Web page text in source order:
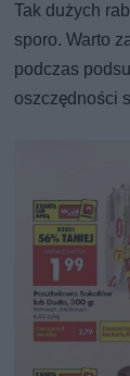
Tak dużych
sporo. Warto
podczas
oszczędności